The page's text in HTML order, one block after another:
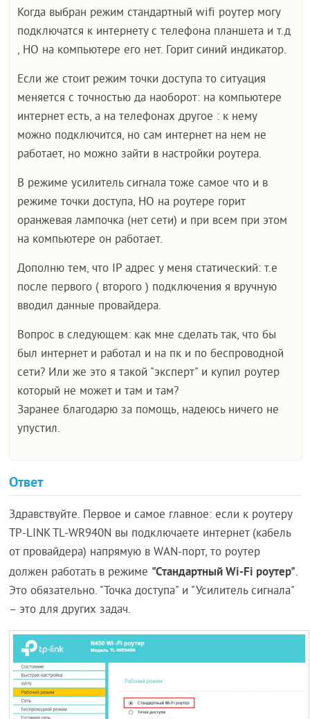
Когда выбран режим стандартный wifi роутер могу
подключатся к интернету с телефона планшета и т.д
, НО на компьютере его нет. Горит синий индикатор.
Если же стоит режим точки доступа то ситуация
меняется с точностью да наоборот: на компьютере
интернет есть, а на телефонах другое : к нему
можно подключится, но сам интернет на нем не
работает, но можно зайти в настройки роутера.
В режиме усилитель сигнала тоже самое что и в
режиме точки доступа, НО на роутере горит
оранжевая лампочка (нет сети) и при всем при этом
на компьютере он работает.
Дополню тем, что IP адрес у меня статический: т.е
после первого ( второго ) подключения я вручную
вводил данные провайдера.
Вопрос в следующем: как мне сделать так, что бы
был интернет и работал и на пк и по беспроводной
сети? Или же это я такой "эксперт" и купил роутер
который не может и там и там?
Заранее благодарю за помощь, надеюсь ничего не
упустил.
Ответ
Здравствуйте. Первое и самое главное: если к роутеру
TP-LINK TL-WR940N вы подключаете интернет (кабель
от провайдера) напрямую в WAN-порт, то роутер
должен работать в режиме "Стандартный Wi-Fi роутер".
Это обязательно. "Точка доступа" и "Усилитель сигнала"
– это для других задач.